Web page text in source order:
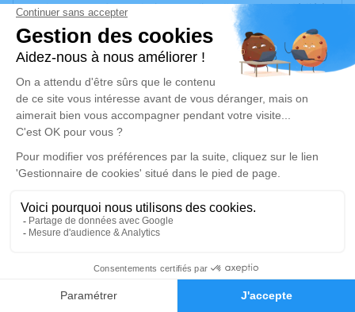
Faire-part Hommages
ou des textes. Cet endroit est un lieu d'expression dédié à
Un service de plantation d’arbre hommage estdisponible
Je rends hommage
Déroulé des obsèques
bientôt disponibles.
Activez une alerte si vous souhaitez être prévenu dès que
Recevoir une alerte par e-mail*